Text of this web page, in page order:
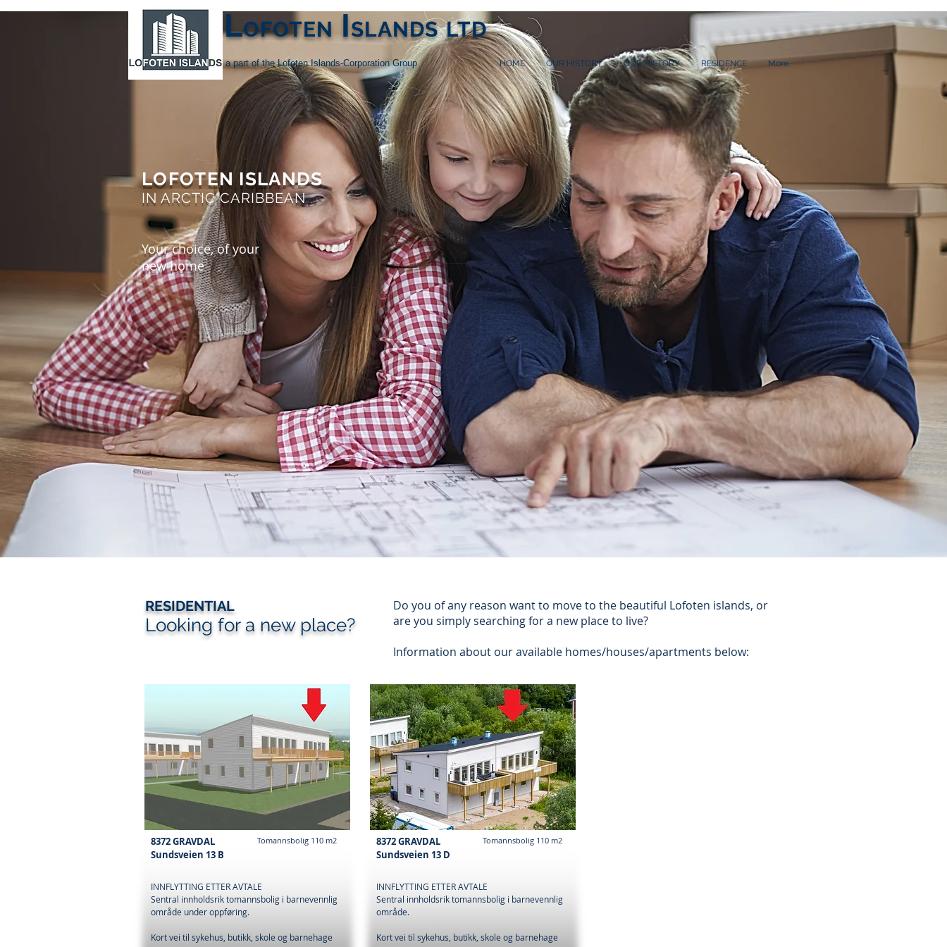
LOFOTEN ISLANDS LTD
a part of the Lofoten Islands-Corporation Group HOME OUR HISTORY OUR HISTORY RESIDENCE More
RESIDENTIAL
Looking for a new place?
Do you of any reason want to move to the beautiful Lofoten islands, or
are you simply searching for a new place to live?
Information about our available homes/houses/apartments below:
8372 GRAVDAL
Sundsveien 13 B
Tomannsbolig 110 m2
INNFLYTTING ETTER AVTALE
Sentral innholdsrik tomannsbolig i barnevennlig
område under oppføring.
Kort vei til sykehus, butikk, skole og barnehage
8372 GRAVDAL
Sundsveien 13 D
Tomannsbolig 110 m2
INNFLYTTING ETTER AVTALE
Sentral innholdsrik tomannsbolig i barnevennlig
område.
Kort vei til sykehus, butikk, skole og barnehage
LOFOTEN ISLANDS
IN ARCTIC CARIBBEAN
Your choice, of your
new home